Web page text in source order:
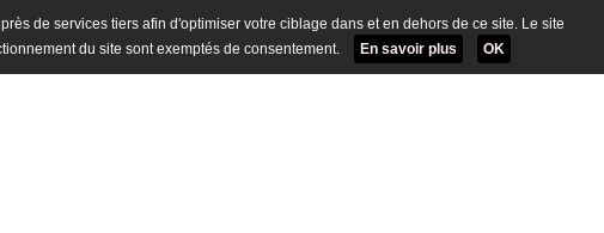
de services tiers afin d'optimiser votre ciblage dans et en dehors de ce site. Le site
du site sont exemptés de consentement.
En savoir plus OK